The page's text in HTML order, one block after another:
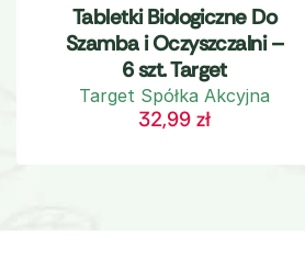
Tabletki Biologiczne Do
Szamba i Oczyszczalni –
6 szt. Target
Target Spółka Akcyjna
32,99 zł